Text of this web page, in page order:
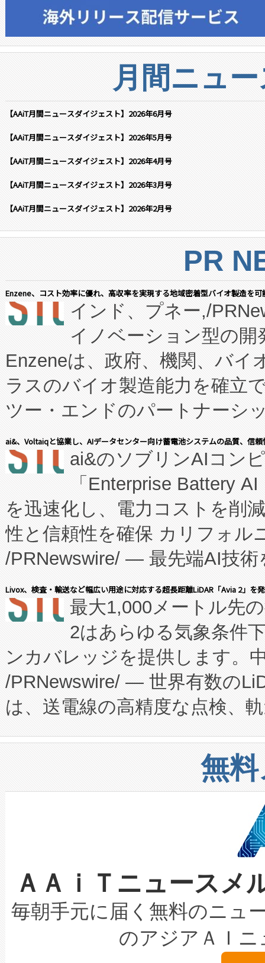
月間ニュ
【AAiT月間ニュースダイジェスト】2026年6月号
【AAiT月間ニュースダイジェスト】2026年5月号
【AAiT月間ニュースダイジェスト】2026年4月号
【AAiT月間ニュースダイジェスト】2026年3月号
【AAiT月間ニュースダイジェスト】2026年2月号
PR
Enzene、コスト効率に優れ、高収率を実現する地域密着型バイオ製造を
インド、プネー,/
イノベーション型の
Enzeneは、政府、機関、バイ
ラスのバイオ製造能力を確立
ツー・エンドのパートナーシ
表しました。 同社の実績ある
manufacturing™ (FCCM™) プ
たNeXは、バイオ医薬品製造
従来のフェッドバッチ施設の
に、患者やサプライチェーン
キー方式で拡張性が高く、持
す。FCCM‑を活用した現地生
患者にとっての費用負担を大
のアクセスを大幅に拡大する
Fully-Connected Continuous
プログラムには、施設設計・
に関する技術移転および知的
構造化トレーニングカリキュ
上げおよび商用化段階におけ
設備整備および立ち上げ調整
加組織は、Enzeneのバイオ
選定された製品について、自
取得できる可能性もあります
設には、3億～4億ドルかか
最高経営責任者（CEO）であ
す。「当社のfully-connected
ームを利用すれば、6,000万
ai&、Voltaiqと協業し、AIデータセンター向け蓄電池システムの品質、信
ai&のソブリンAIコン
「Enterprise Battery
を迅速化し、電力コストを削
性と信頼性を確保 カリフォル
/PRNewswire/ — 最先端AI技術
会社エーアイ・アンド：本社
President原信平）と、エンタ
ードするVoltaiqは、日本にあ
ーエネルギー貯蔵システム（
た。 Voltaiq独自のAI搭載プラ
定、統合、導入、運用に至る
安全性を追跡し、確保する事
増加しているデータセンター
る電力網に大きな負担をかけ
事業者の負担軽減という課題
系統連系を迅速にし、ピーク
限を超えて利用可能な電力容
持できるよう貢献します。こ
ービスレベル契約（SLA）違
テリー性能の劣化によるダウ
念は、現在データセンターが
Livox、検査・輸送など幅広い用途に対応する超長距離LiDAR「Avia 2」を
最大1,000メートル先
2はあらゆる気象条件
ンカバレッジを提供します。
/PRNewswire/ — 世界有数の
は、送電線の高精度な点検、
や穀物倉庫におけるバルク材
リューション「Avia 2」を発
したAvia 2は、1,000メート
狭視野のFOVを切り替えるこ
ケーブル、枝などの細かな対
なレーザースポットにより、
な環境下でも豊かなディテー
キロメートル範囲を検出
LiDAR for Inspections,
は1535 nmレーザーを搭載。
無
ＡＡｉＴニュース
毎朝手元に届く無料のニュ
のアジアＡＩ